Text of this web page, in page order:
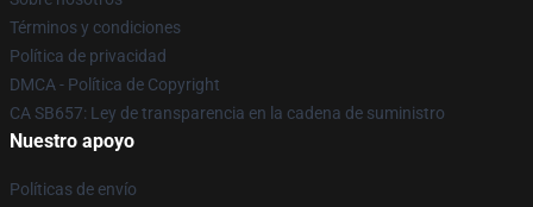
Términos y condiciones
Política de privacidad
DMCA - Política de Copyright
CA SB657: Ley de transparencia en la cadena de suministro
Nuestro apoyo
Políticas de envío